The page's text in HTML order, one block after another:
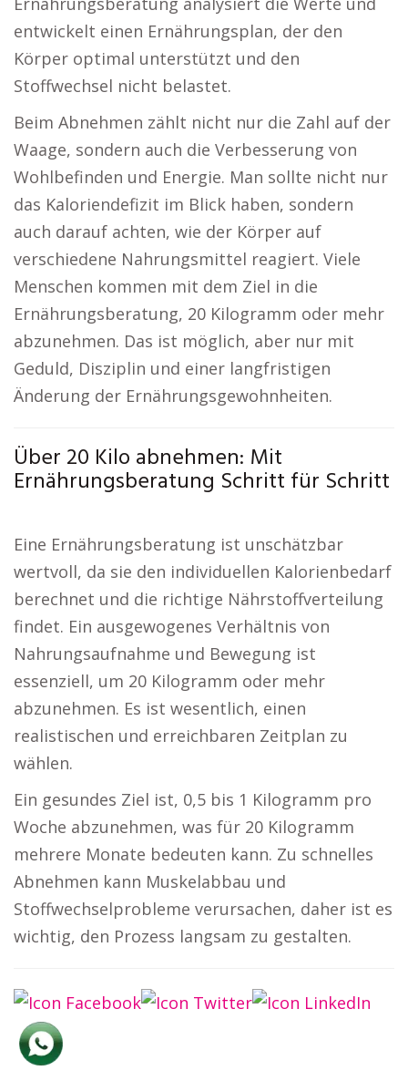
entwickelt einen Ernährungsplan, der den
Körper optimal unterstützt und den
Stoffwechsel nicht belastet.
Beim Abnehmen zählt nicht nur die Zahl auf der
Waage, sondern auch die Verbesserung von
Wohlbefinden und Energie. Man sollte nicht nur
das Kaloriendefizit im Blick haben, sondern
auch darauf achten, wie der Körper auf
verschiedene Nahrungsmittel reagiert. Viele
Menschen kommen mit dem Ziel in die
Ernährungsberatung, 20 Kilogramm oder mehr
abzunehmen. Das ist möglich, aber nur mit
Geduld, Disziplin und einer langfristigen
Änderung der Ernährungsgewohnheiten.
Über 20 Kilo abnehmen: Mit
Ernährungsberatung Schritt für Schritt
Eine Ernährungsberatung ist unschätzbar
wertvoll, da sie den individuellen Kalorienbedarf
berechnet und die richtige Nährstoffverteilung
findet. Ein ausgewogenes Verhältnis von
Nahrungsaufnahme und Bewegung ist
essenziell, um 20 Kilogramm oder mehr
abzunehmen. Es ist wesentlich, einen
realistischen und erreichbaren Zeitplan zu
wählen.
Ein gesundes Ziel ist, 0,5 bis 1 Kilogramm pro
Woche abzunehmen, was für 20 Kilogramm
mehrere Monate bedeuten kann. Zu schnelles
Abnehmen kann Muskelabbau und
Stoffwechselprobleme verursachen, daher ist es
wichtig, den Prozess langsam zu gestalten.